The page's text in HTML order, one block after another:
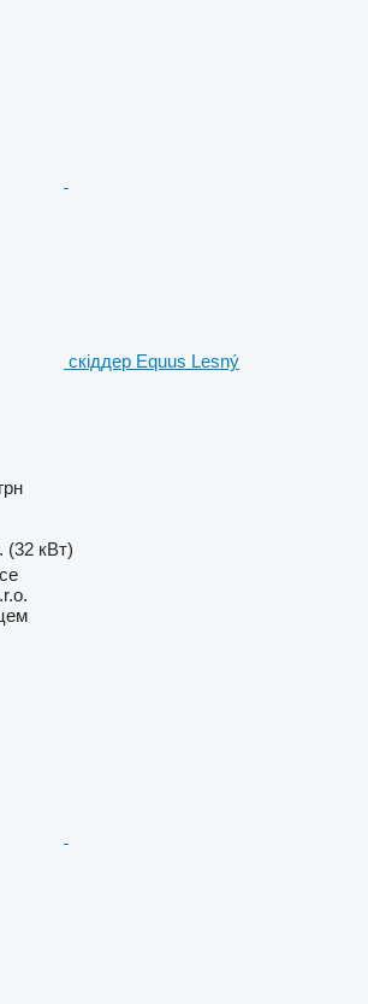
скіддер Equus Lesný
(32 кВт)